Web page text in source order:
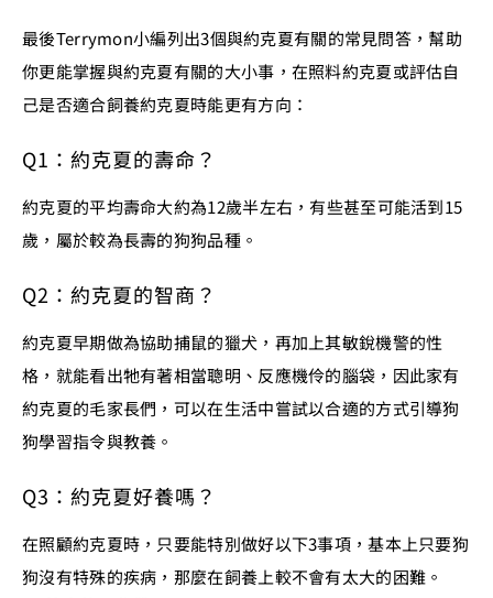
最後Terrymon小編列出3個與約克夏有關的常見問答，幫助
你更能掌握與約克夏有關的大小事，在照料約克夏或評估自
己是否適合飼養約克夏時能更有方向：
Q1：約克夏的壽命？
約克夏的平均壽命大約為12歲半左右，有些甚至可能活到15
歲，屬於較為長壽的狗狗品種。
Q2：約克夏的智商？
約克夏早期做為協助捕鼠的獵犬，再加上其敏銳機警的性
格，就能看出牠有著相當聰明、反應機伶的腦袋，因此家有
約克夏的毛家長們，可以在生活中嘗試以合適的方式引導狗
狗學習指令與教養。
Q3：約克夏好養嗎？
在照顧約克夏時，只要能特別做好以下3事項，基本上只要狗
狗沒有特殊的疾病，那麼在飼養上較不會有太大的困難。